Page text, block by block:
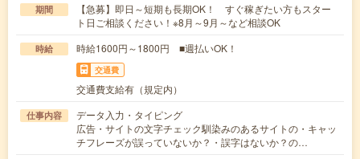
期間
【急募】即日～短期も長期OK！ すぐ稼ぎたい方もスター
ト日ご相談ください！※8月～9月～など相談OK
時給 時給1600円～1800円 ■週払いOK！
交通費
交通費支給有（規定内）
仕事内容
データ入力・タイピング
広告・サイトの文字チェック馴染みのあるサイトの・キャッ
チフレーズが誤っていないか？・誤字はないか？の…